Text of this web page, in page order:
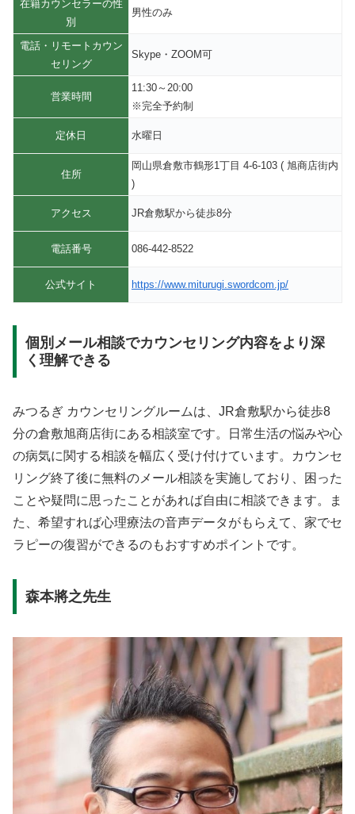
在籍カウンセラーの性
別
男性のみ
電話・リモートカウン
セリング
Skype・ZOOM可
営業時間
11:30～20:00
※完全予約制
定休日 水曜日
住所
岡山県倉敷市鶴形1丁目 4-6-103 ( 旭商店街内
)
アクセス JR倉敷駅から徒歩8分
電話番号 086-442-8522
公式サイト https://www.miturugi.swordcom.jp/
個別メール相談でカウンセリング内容をより深
く理解できる
みつるぎ カウンセリングルームは、JR倉敷駅から徒歩8
分の倉敷旭商店街にある相談室です。日常生活の悩みや心
の病気に関する相談を幅広く受け付けています。カウンセ
リング終了後に無料のメール相談を実施しており、困った
ことや疑問に思ったことがあれば自由に相談できます。ま
た、希望すれば心理療法の音声データがもらえて、家でセ
ラピーの復習ができるのもおすすめポイントです。
森本將之先生